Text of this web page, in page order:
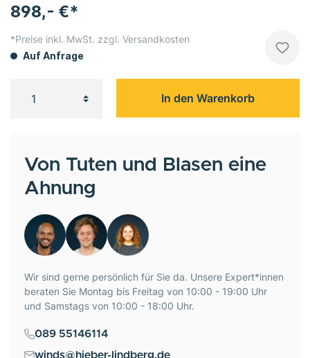
898,- €*
*Preise inkl. MwSt. zzgl. Versandkosten
Auf Anfrage
In den Warenkorb
Von Tuten und Blasen eine
Ahnung
Wir sind gerne persönlich für Sie da. Unsere Expert*innen
beraten Sie Montag bis Freitag von 10:00 - 19:00 Uhr
und Samstags von 10:00 - 18:00 Uhr.
089 55146114
winds@hieber-lindberg.de